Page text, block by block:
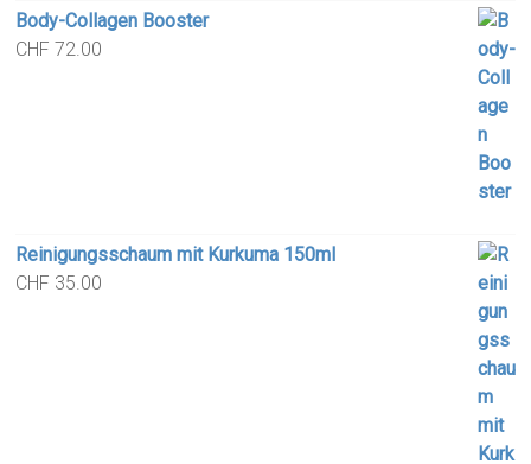
Body-Collagen Booster
CHF 72.00
Reinigungsschaum mit Kurkuma 150ml
CHF 35.00